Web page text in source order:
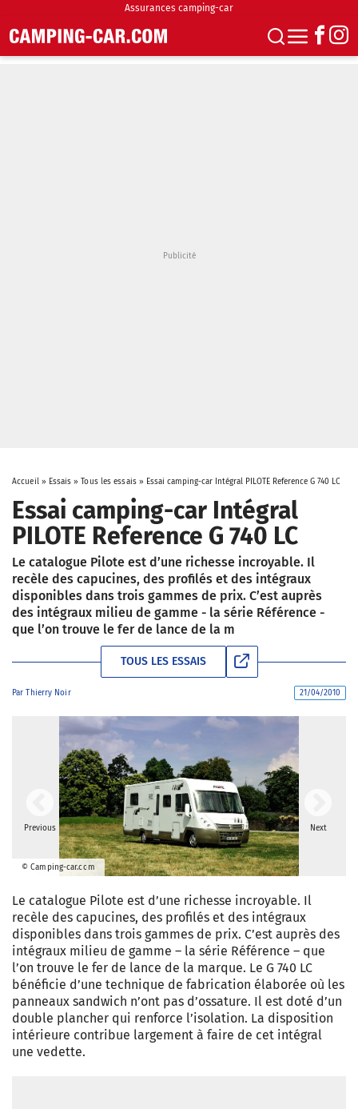
Assurances camping-car
Accueil» Essais »Tous les essais» Essai camping-car Intégral PILOTE Reference G 740 LC
Essai camping-car Intégral
PILOTE Reference G 740 LC
Le catalogue Pilote est d’une richesse incroyable. Il
recèle des capucines, des profilés et des intégraux
disponibles dans trois gammes de prix. C’est auprès
des intégraux milieu de gamme - la série Référence -
que l’on trouve le fer de lance de la m
TOUS LES ESSAIS
ParThierry Noir 21/04/2010
Previous
© Camping-car.com
Next
Le catalogue Pilote est d’une richesse incroyable. Il
recèle des capucines, des profilés et des intégraux
disponibles dans trois gammes de prix. C’est auprès des
intégraux milieu de gamme – la série Référence – que
l’on trouve le fer de lance de la marque. Le G 740 LC
bénéficie d’une technique de fabrication élaborée où les
panneaux sandwich n’ont pas d’ossature. Il est doté d’un
double plancher qui renforce l’isolation. La disposition
intérieure contribue largement à faire de cet intégral
une vedette.